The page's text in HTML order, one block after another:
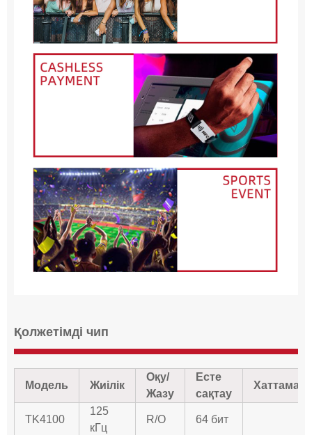
Қолжетімді чип
Модель Жиілік
Оқу/
Жазу
Есте
сақтау
Хаттама
TK4100
125
кГц
R/O 64 бит